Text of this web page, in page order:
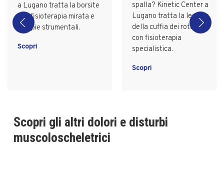
a Lugano tratta la borsite
con fisioterapia mirata e
terapie strumentali.
Scopri
spalla? Kinetic Center a
Lugano tratta la lesione
della cuffia dei rotatori
con fisioterapia
specialistica.
Scopri
Scopri gli altri dolori e disturbi
muscoloscheletrici